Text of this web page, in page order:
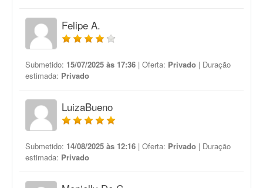
Felipe A.
Submetido: 15/07/2025 às 17:36 | Oferta: Privado | Duração
estimada: Privado
LuizaBueno
Submetido: 14/08/2025 às 12:16 | Oferta: Privado | Duração
estimada: Privado